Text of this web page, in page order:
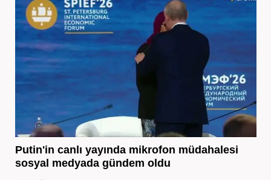
Putin'in canlı yayında mikrofon müdahalesi
sosyal medyada gündem oldu